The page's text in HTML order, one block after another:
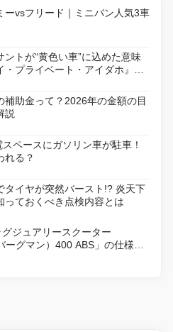
ーvsフリード｜ミニバン人気3車
ントが“黄色い車”に込めた意味
・プライベート・アイダホ』が
ター版で復活
補助金って？2026年の金額の目
説
ペースにガソリン車が駐車！
れる？
タイヤが突然バースト!? 炎天下
っておくべき点検内容とは
ジュアリースクーター
ーグマン）400 ABS」の仕様を
発売